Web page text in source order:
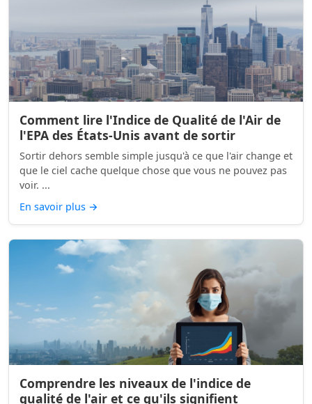
Comment lire l'Indice de Qualité de l'Air de
l'EPA des États-Unis avant de sortir
Sortir dehors semble simple jusqu'à ce que l'air change et
que le ciel cache quelque chose que vous ne pouvez pas
voir. ...
En savoir plus →
Comprendre les niveaux de l'indice de
qualité de l'air et ce qu'ils signifient